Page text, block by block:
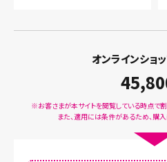
オンラインショ
※お客さまが本サイトを閲覧している時点で
また、適用には条件があるため、購